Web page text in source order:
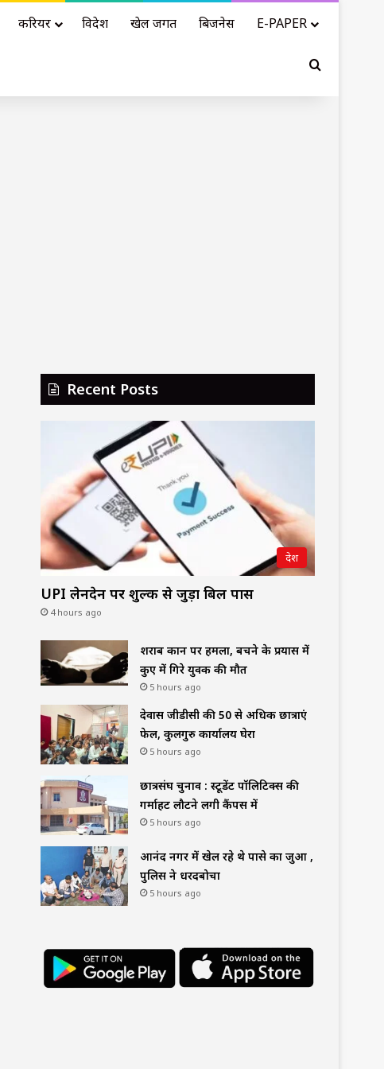
करियर विदेश खेल जगत बिजनेस E-PAPER
Search for
Recent Posts
देश
UPI लेनदेन पर शुल्क से जुड़ा बिल पास
4 hours ago
शराब दुकान पर हमला, बचने के प्रयास में
कुए में गिरे युवक की मौत
5 hours ago
देवास जीडीसी की 50 से अधिक छात्राएं
फेल, कुलगुरु कार्यालय घेरा
5 hours ago
छात्रसंघ चुनाव : स्टूडेंट पॉलिटिक्स की
गर्माहट लौटने लगी कैंपस में
5 hours ago
आनंद नगर में खेल रहे थे पासे का जुआ ,
पुलिस ने धरदबोचा
5 hours ago